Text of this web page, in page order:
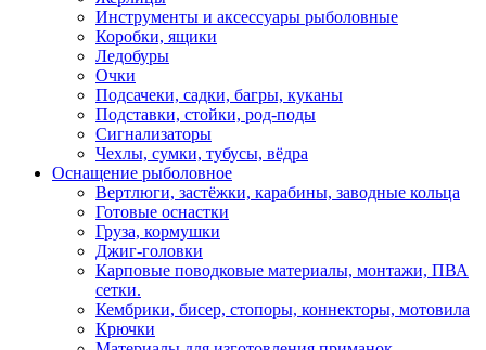
Инструменты и аксессуары рыболовные
Коробки, ящики
Ледобуры
Очки
Подсачеки, садки, багры, куканы
Подставки, стойки, род-поды
Сигнализаторы
Чехлы, сумки, тубусы, вёдра
Оснащение рыболовное
Вертлюги, застёжки, карабины, заводные кольца
Готовые оснастки
Груза, кормушки
Джиг-головки
Карповые поводковые материалы, монтажи, ПВА
сетки.
Кембрики, бисер, стопоры, коннекторы, мотовила
Крючки